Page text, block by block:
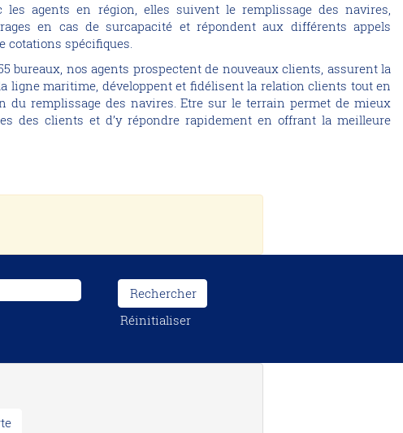
les agents en région, elles suivent le remplissage des navires,
en cas de surcapacité et répondent aux différents appels
cotations spécifiques.
bureaux, nos agents prospectent de nouveaux clients, assurent la
ligne maritime, développent et fidélisent la relation clients tout en
du remplissage des navires. Etre sur le terrain permet de mieux
des clients et d’y répondre rapidement en offrant la meilleure
Réinitialiser